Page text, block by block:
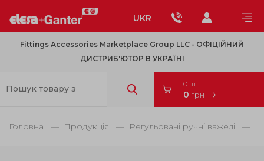
UKR
Fittings Accessories Marketplace Group LLC - OФІЦІЙНИЙ
ДИСТРИБ'ЮТОР В УКРАЇНІ
0 шт.
0 грн
Головна Продукція Регульовані ручні важелі